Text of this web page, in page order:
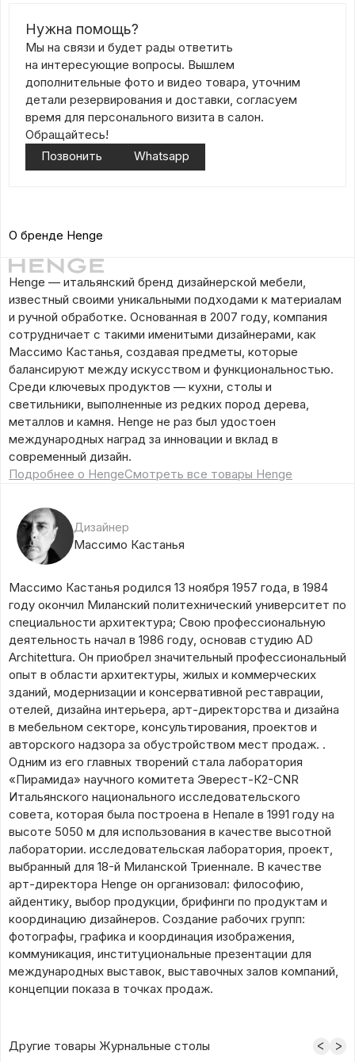
Нужна помощь?
Мы на связи и будет рады ответить
на интересующие вопросы. Вышлем
дополнительные фото и видео товара, уточним
детали резервирования и доставки, согласуем
время для персонального визита в салон.
Обращайтесь!
Позвонить
Whatsapp
О бренде Henge
Henge — итальянский бренд дизайнерской мебели,
известный своими уникальными подходами к материалам
и ручной обработке. Основанная в 2007 году, компания
сотрудничает с такими именитыми дизайнерами, как
Массимо Кастанья, создавая предметы, которые
балансируют между искусством и функциональностью.
Среди ключевых продуктов — кухни, столы и
светильники, выполненные из редких пород дерева,
металлов и камня. Henge не раз был удостоен
международных наград за инновации и вклад в
современный дизайн.
Подробнее о HengeСмотреть все товары Henge
Дизайнер
Массимо Кастанья
Массимо Кастанья родился 13 ноября 1957 года, в 1984
году окончил Миланский политехнический университет по
специальности архитектура; Свою профессиональную
деятельность начал в 1986 году, основав студию AD
Architettura. Он приобрел значительный профессиональный
опыт в области архитектуры, жилых и коммерческих
зданий, модернизации и консервативной реставрации,
отелей, дизайна интерьера, арт-директорства и дизайна
в мебельном секторе, консультирования, проектов и
авторского надзора за обустройством мест продаж. .
Одним из его главных творений стала лаборатория
«Пирамида» научного комитета Эверест-К2-CNR
Итальянского национального исследовательского
совета, которая была построена в Непале в 1991 году на
высоте 5050 м для использования в качестве высотной
лаборатории. исследовательская лаборатория, проект,
выбранный для 18-й Миланской Триеннале. В качестве
арт-директора Henge он организовал: философию,
айдентику, выбор продукции, брифинги по продуктам и
координацию дизайнеров. Создание рабочих групп:
фотографы, графика и координация изображения,
коммуникация, институциональные презентации для
международных выставок, выставочных залов компаний,
концепции показа в точках продаж.
Другие товары Журнальные столы